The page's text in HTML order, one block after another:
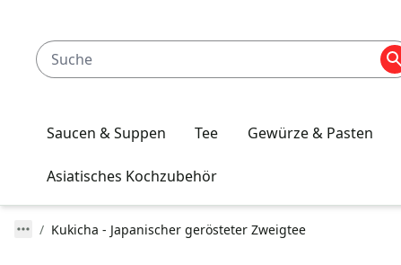
Saucen & Suppen Tee Gewürze & Pasten
Asiatisches Kochzubehör
Kukicha - Japanischer gerösteter Zweigtee